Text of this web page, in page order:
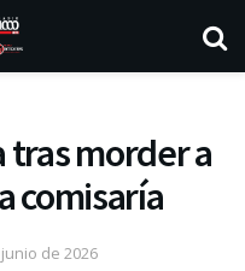
morder a
comisaría
de 2026